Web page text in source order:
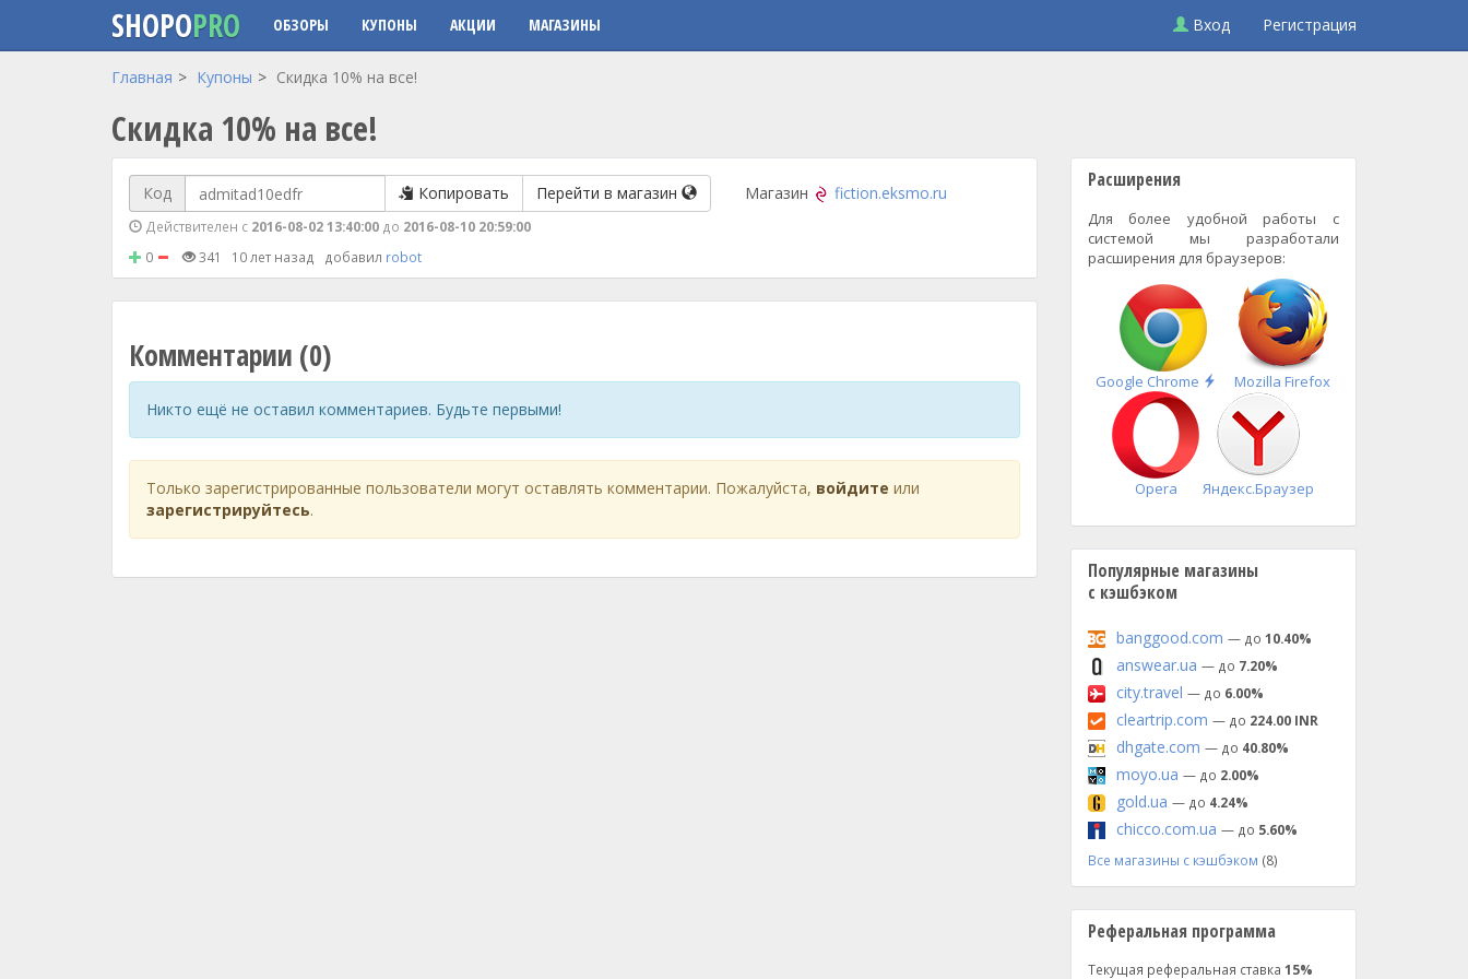
Перейти к основному содержанию
SHOPOPRO ОБЗОРЫ КУПОНЫ АКЦИИ МАГАЗИНЫ Вход Регистрация
Главная Купоны Скидка 10% на все!
Скидка 10% на все!
Код Копировать Перейти в магазин
Действителен с 2016-08-02 13:40:00 до 2016-08-10 20:59:00
Магазин fiction.eksmo.ru
0 341 10 лет назад добавил robot
Комментарии (0)
Никто ещё не оставил комментариев. Будьте первыми!
Только зарегистрированные пользователи могут оставлять комментарии. Пожалуйста, войдите или
зарегистрируйтесь.
Расширения
Для более удобной работы с
системой мы разработали
расширения для браузеров:
Google Chrome
Быстрая
установка
Mozilla Firefox
Opera Яндекс.Браузер
Популярные магазины
с кэшбэком
banggood.com — до 10.40%
answear.ua — до 7.20%
city.travel — до 6.00%
cleartrip.com — до 224.00 INR
dhgate.com — до 40.80%
moyo.ua — до 2.00%
gold.ua — до 4.24%
chicco.com.ua — до 5.60%
Все магазины с кэшбэком (8)
Реферальная программа
Текущая реферальная ставка 15%